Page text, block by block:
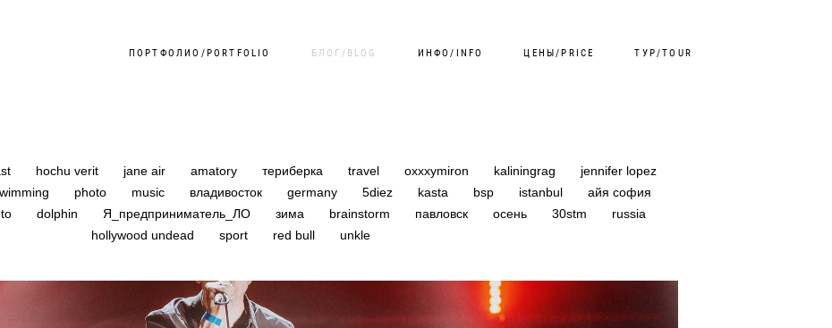
ПОРТФОЛИО/PORTFOLIO БЛОГ/BLOG ИНФО/INFO ЦЕНЫ/PRICE ТУР/TOUR
hochu verit jane air amatory териберка travel oxxxymiron kaliningrag
jennifer lopez
photo music владивосток germany 5diez kasta bsp istanbul
айя софия
dolphin Я_предприниматель_ЛО зима brainstorm павловск осень 30stm
russia
hollywood undead
sport red bull unkle